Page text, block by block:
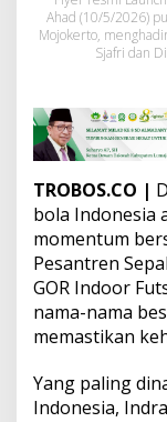
Ahad (10/5/2026)
Mojokerto,
Sjafri dan
TROBOS.CO |
bola Indonesia
momentum
Pesantren
GOR Indoor
nama-nama
memastikan
Yang paling
Indonesia,